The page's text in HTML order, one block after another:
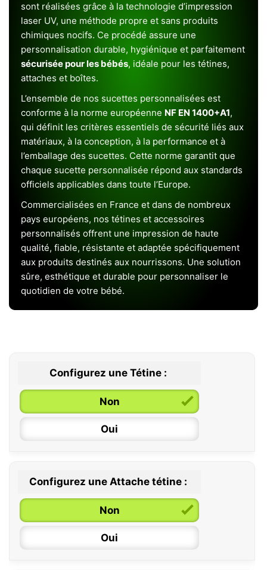
sont réalisées grâce à la technologie d’impression
laser UV, une méthode propre et sans produits
chimiques nocifs. Ce procédé assure une
personnalisation durable, hygiénique et parfaitement
sécurisée pour les bébés, idéale pour les tétines,
attaches et boîtes.
L’ensemble de nos sucettes personnalisées est
conforme à la norme européenne NF EN 1400+A1,
qui définit les critères essentiels de sécurité liés aux
matériaux, à la conception, à la performance et à
l’emballage des sucettes. Cette norme garantit que
chaque sucette personnalisée répond aux standards
officiels applicables dans toute l’Europe.
Commercialisées en France et dans de nombreux
pays européens, nos tétines et accessoires
personnalisés offrent une impression de haute
qualité, fiable, résistante et adaptée spécifiquement
aux produits destinés aux nourrissons. Une solution
sûre, esthétique et durable pour personnaliser le
quotidien de votre bébé.
Configurez une Tétine :
Non
Oui
0 / 6 mois
6 / 36 mois
Configurez une Attache tétine :
Non
Oui